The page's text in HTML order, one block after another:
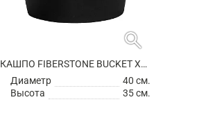
search
КАШПО FIBERSTONE BUCKET XS BLACK
Диаметр
40 см.
Высота
35 см.